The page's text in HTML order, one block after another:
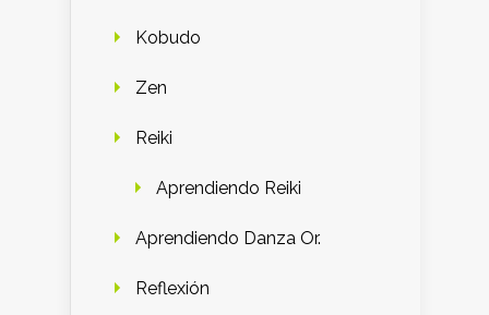
Kobudo
Zen
Reiki
Aprendiendo Reiki
Aprendiendo Danza Or.
Reflexión